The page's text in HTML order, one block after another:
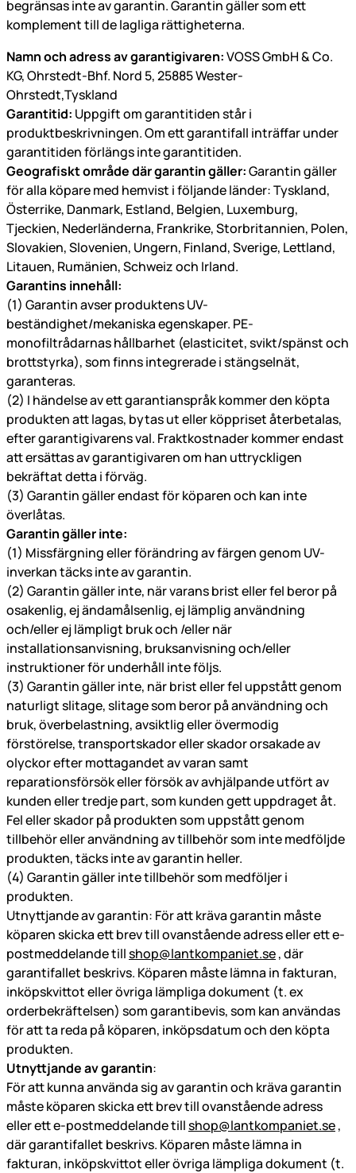
begränsas inte av garantin. Garantin gäller som ett
komplement till de lagliga rättigheterna.
Namn och adress av garantigivaren:VOSS GmbH & Co.
KG, Ohrstedt-Bhf. Nord 5, 25885 Wester-
Ohrstedt,Tyskland
Garantitid: Uppgift om garantitiden står i
produktbeskrivningen. Om ett garantifall inträffar under
garantitiden förlängs inte garantitiden.
Geografiskt område där garantin gäller:Garantin gäller
för alla köpare med hemvist i följande länder: Tyskland,
Österrike, Danmark, Estland, Belgien, Luxemburg,
Tjeckien, Nederländerna, Frankrike, Storbritannien, Polen,
Slovakien, Slovenien, Ungern, Finland, Sverige, Lettland,
Litauen, Rumänien, Schweiz och Irland.
Garantins innehåll:
(1) Garantin avser produktens UV-
beständighet/mekaniska egenskaper. PE-
monofiltrådarnas hållbarhet (elasticitet, svikt/spänst och
brottstyrka), som finns integrerade i stängselnät,
garanteras.
(2) I händelse av ett garantianspråk kommer den köpta
produkten att lagas, bytas ut eller köppriset återbetalas,
efter garantigivarens val. Fraktkostnader kommer endast
att ersättas av garantigivaren om han uttryckligen
bekräftat detta i förväg.
(3) Garantin gäller endast för köparen och kan inte
överlåtas.
Garantin gäller inte:
(1) Missfärgning eller förändring av färgen genom UV-
inverkan täcks inte av garantin.
(2) Garantin gäller inte, när varans brist eller fel beror på
osakenlig, ej ändamålsenlig, ej lämplig användning
och/eller ej lämpligt bruk och /eller när
installationsanvisning, bruksanvisning och/eller
instruktioner för underhåll inte följs.
(3) Garantin gäller inte, när brist eller fel uppstått genom
naturligt slitage, slitage som beror på användning och
bruk, överbelastning, avsiktlig eller övermodig
förstörelse, transportskador eller skador orsakade av
olyckor efter mottagandet av varan samt
reparationsförsök eller försök av avhjälpande utfört av
kunden eller tredje part, som kunden gett uppdraget åt.
Fel eller skador på produkten som uppstått genom
tillbehör eller användning av tillbehör som inte medföljde
produkten, täcks inte av garantin heller.
(4) Garantin gäller inte tillbehör som medföljer i
produkten.
Utnyttjande av garantin: För att kräva garantin måste
köparen skicka ett brev till ovanstående adress eller ett e-
postmeddelande tillshop@lantkompaniet.se, där
garantifallet beskrivs. Köparen måste lämna in fakturan,
inköpskvittot eller övriga lämpliga dokument (t. ex
orderbekräftelsen) som garantibevis, som kan användas
för att ta reda på köparen, inköpsdatum och den köpta
produkten.
Utnyttjande av garantin:
För att kunna använda sig av garantin och kräva garantin
måste köparen skicka ett brev till ovanstående adress
eller ett e-postmeddelande tillshop@lantkompaniet.se,
där garantifallet beskrivs. Köparen måste lämna in
fakturan, inköpskvittot eller övriga lämpliga dokument (t.